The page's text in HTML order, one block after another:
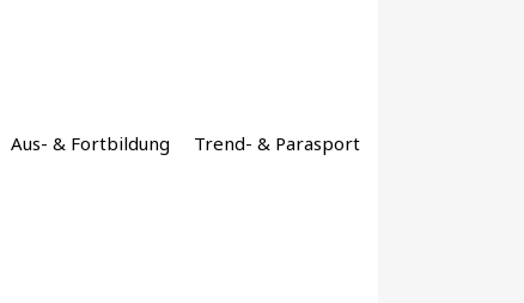
Aus- & Fortbildung Trend- & Parasport